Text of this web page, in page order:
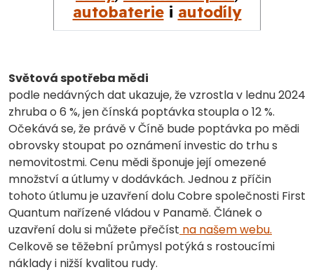
autobateriei autodíly
Světová spotřeba mědi
podle nedávných dat ukazuje, že vzrostla v lednu 2024
zhruba o 6 %, jen čínská poptávka stoupla o 12 %.
Očekává se, že právě v Číně bude poptávka po mědi
obrovsky stoupat po oznámení investic do trhu s
nemovitostmi. Cenu mědi šponuje její omezené
množství a útlumy v dodávkách. Jednou z příčin
tohoto útlumu je uzavření dolu Cobre společnosti First
Quantum nařízené vládou v Panamě. Článek o
uzavření dolu si můžete přečíst na našem webu.
Celkově se těžební průmysl potýká s rostoucími
náklady i nižší kvalitou rudy.